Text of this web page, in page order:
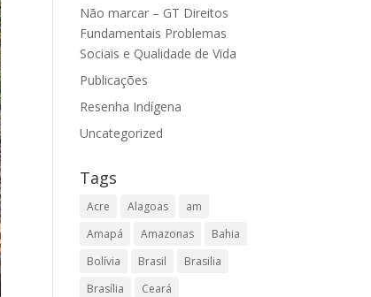
Não marcar – GT Direitos
Fundamentais Problemas
Sociais e Qualidade de Vida
Publicações
Resenha Indígena
Uncategorized
Tags
Acre Alagoas
am
Amapá
Amazonas
Bahia
Bolívia
Brasil
Brasilia
Brasília
Ceará